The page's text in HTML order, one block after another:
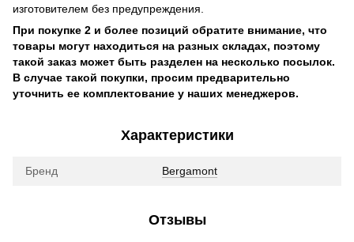
изготовителем без предупреждения.
При покупке 2 и более позиций обратите внимание, что
товары могут находиться на разных складах, поэтому
такой заказ может быть разделен на несколько посылок.
В случае такой покупки, просим предварительно
уточнить ее комплектование у наших менеджеров.
Характеристики
Бренд Bergamont
Отзывы